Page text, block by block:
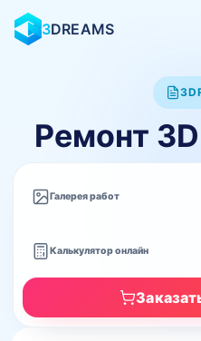
3DREAMS
Ремонт
Галерея работ
Калькулятор онлайн